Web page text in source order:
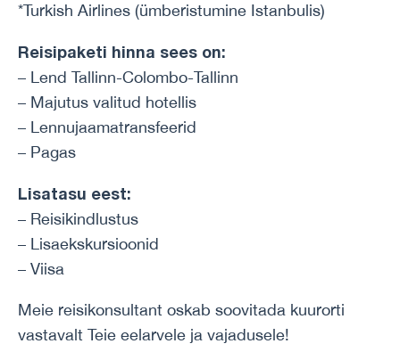
*Turkish Airlines (ümberistumine Istanbulis)
Reisipaketi hinna sees on:
– Lend Tallinn-Colombo-Tallinn
– Majutus valitud hotellis
– Lennujaamatransfeerid
– Pagas
Lisatasu eest:
– Reisikindlustus
– Lisaekskursioonid
– Viisa
Meie reisikonsultant oskab soovitada kuurorti
vastavalt Teie eelarvele ja vajadusele!